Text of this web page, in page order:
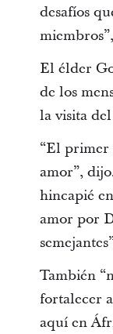
desafíos
El élder
de los
la visita
“El primer
amor”,
hincapié
amor por
También
fortalecer
aquí en